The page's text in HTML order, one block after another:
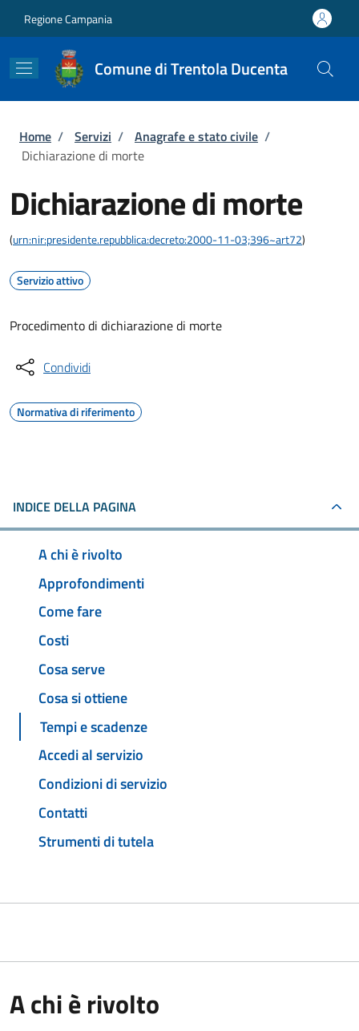
Regione Campania
Comune di Trentola Ducenta
Briciole di pane
Home / Servizi / Anagrafe e stato civile /
Dichiarazione di morte
Dichiarazione di morte
(urn:nir:presidente.repubblica:decreto:2000-11-03;396~art72)
Servizio attivo
Procedimento di dichiarazione di morte
Condividi
Normativa di riferimento
INDICE DELLA PAGINA
A chi è rivolto
Approfondimenti
Come fare
Costi
Cosa serve
Cosa si ottiene
Tempi e scadenze
Accedi al servizio
Condizioni di servizio
Contatti
Strumenti di tutela
A chi è rivolto